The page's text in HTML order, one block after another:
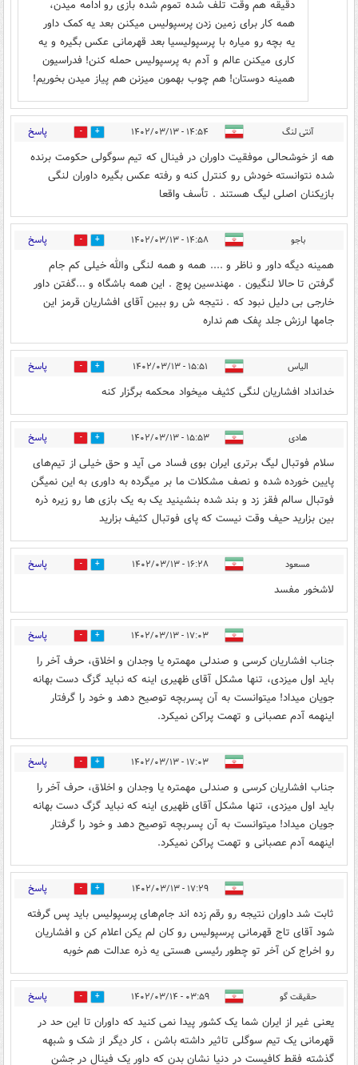
دقیقه هم وقت تلف شده تموم شده بازی رو ادامه میدن،
همه کار برای زمین زدن پرسپولیس میکنن بعد یه کمک داور
یه بچه رو میاره با پرسپولیسیا بعد قهرمانی عکس بگیره و یه
کاری میکنن عالم و آدم به پرسپولیس حمله کنن! فدراسیون
همینه دوستان! هم چوب بهمون میزنن هم پیاز میدن بخوریم!
آنتی لنگ ۱۴:۵۴ - ۱۴۰۲/۰۳/۱۳ 7 پاسخ
هه از خوشحالی موفقیت داوران در فینال که تیم سوگولی حکومت برنده
شده نتوانسته خودش رو کنترل کنه و رفته عکس بگیره داوران لنگی
بازیکنان اصلی لیگ هستند . تأسف واقعا
باجو ۱۴:۵۸ - ۱۴۰۲/۰۳/۱۳ 1 پاسخ
همینه دیگه داور و ناظر و .... همه و همه لنگی والله خیلی کم جام
گرفتن تا حالا لنگیون . مهندسین پوچ . این همه باشگاه و ...گفتن داور
خارجی بی دلیل نبود که . نتیجه ش رو ببین آقای افشاریان قرمز این
جامها ارزش جلد پفک هم نداره
الیاس ۱۵:۵۱ - ۱۴۰۲/۰۳/۱۳ 2 پاسخ
خدانداد افشاریان لنگی کثیف میخواد محکمه برگزار کنه
هادی ۱۵:۵۳ - ۱۴۰۲/۰۳/۱۳ 3 پاسخ
سلام فوتبال لیگ برتری ایران بوی فساد می آید و حق خیلی از تیم‌های
پایین خورده شده و نصف مشکلات ما بر میگرده به داوری به این نمیگن
فوتبال سالم فقز زد و بند شده بنشینید یک به یک بازی ها رو زیره ذره
بین بزارید حیف وقت نیست که پای فوتبال کثیف بزارید
مسعود ۱۶:۲۸ - ۱۴۰۲/۰۳/۱۳ 1 پاسخ
لاشخور مفسد
۱۷:۰۳ - ۱۴۰۲/۰۳/۱۳ 0 پاسخ
جناب افشاریان کرسی و صندلی مهمتره یا وجدان و اخلاق، حرف آخر را
باید اول میزدی، تنها مشکل آقای ظهیری اینه که نباید گزگ دست بهانه
جویان میداد! میتوانست به آن پسربچه توصیح دهد و خود را گرفتار
اینهمه آدم عصبانی و تهمت پراکن نمیکرد.
۱۷:۰۳ - ۱۴۰۲/۰۳/۱۳ 0 پاسخ
جناب افشاریان کرسی و صندلی مهمتره یا وجدان و اخلاق، حرف آخر را
باید اول میزدی، تنها مشکل آقای ظهیری اینه که نباید گزگ دست بهانه
جویان میداد! میتوانست به آن پسربچه توصیح دهد و خود را گرفتار
اینهمه آدم عصبانی و تهمت پراکن نمیکرد.
۱۷:۲۹ - ۱۴۰۲/۰۳/۱۳ 1 پاسخ
ثابت‌ شد داوران نتیجه رو رقم زده اند جام‌های پرسپولیس باید پس گرفته
شود آقای تاج قهرمانی پرسپولیس رو کان لم یکن اعلام کن و افشاریان
رو اخراج کن آخر تو چطور رئیسی هستی یه ذره عدالت هم خوبه
حقیقت گو ۰۳:۵۹ - ۱۴۰۲/۰۳/۱۴ 0 پاسخ
یعنی غیر از ایران شما یک کشور پیدا نمی کنید که داوران تا این حد در
قهرمانی یک تیم سوگلی تاثیر داشته باشن ، کار دیگر از شک و شبهه
گذشته فقط کافیست در دنیا نشان بدن که داور یک فینال در جشن